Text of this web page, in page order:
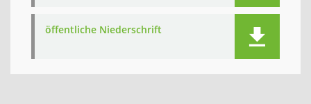
öffentliche Niederschrift